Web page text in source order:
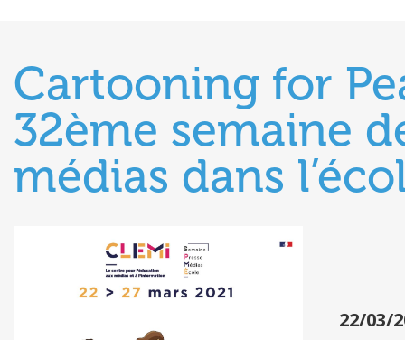
Cartooning for
32ème semaine
médias dans
22/03/